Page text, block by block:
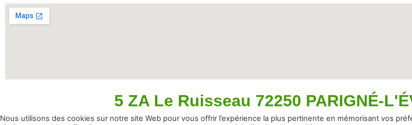
5 ZA Le Ruisseau 72250 PARIGNÉ-
Nous utilisons des cookies sur notre site Web pour vous offrir l’expérience la plus pertinente en mémorisant vos